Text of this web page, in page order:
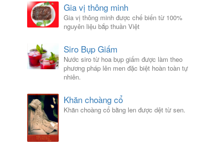
Gia vị thông minh
Gia vị thông minh được chế biến từ 100%
nguyên liệu bắp thuần Việt
Siro Bụp Giấm
Nước siro từ hoa bụp giấm được làm theo
phương pháp lên men đặc biệt hoàn toàn tự
nhiên.
Khăn choàng cổ
Khăn choàng cổ bằng len được dệt từ sen.